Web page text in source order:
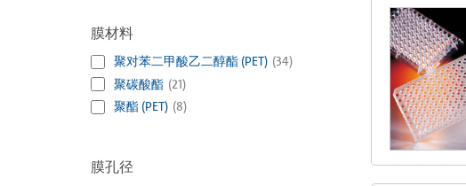
膜材料
聚对苯二甲酸乙二醇酯 (PET) (34)
聚碳酸酯 (21)
聚酯 (PET) (8)
膜孔径